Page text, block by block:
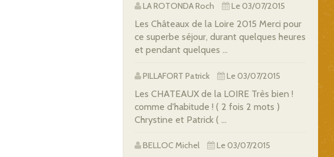
LA ROTONDA Roch Le 03/07/2015
Les Châteaux de la Loire 2015 Merci pour
ce superbe séjour, durant quelques heures
et pendant quelques ...
PILLAFORT Patrick Le 03/07/2015
Les CHATEAUX de la LOIRE Très bien !
comme d'habitude ! ( 2 fois 2 mots )
Chrystine et Patrick ( ...
BELLOC Michel Le 03/07/2015